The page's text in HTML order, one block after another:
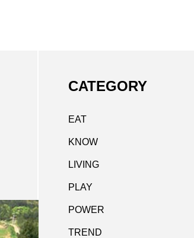
CATEGORY
EAT
KNOW
LIVING
PLAY
POWER
TREND